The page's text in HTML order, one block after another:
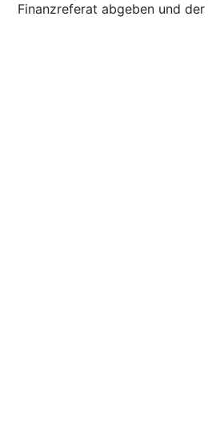
Finanzreferat abgeben und